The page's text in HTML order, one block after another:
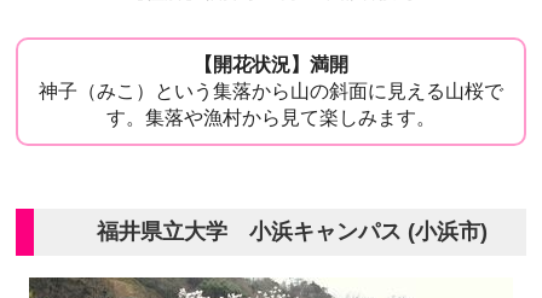
【開花状況】満開
神子（みこ）という集落から山の斜面に見える山桜で
す。集落や漁村から見て楽しみます。
福井県立大学 小浜キャンパス (小浜市)